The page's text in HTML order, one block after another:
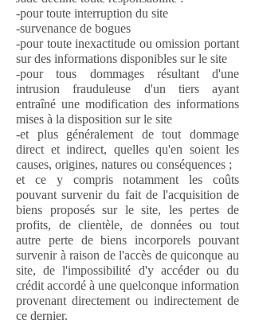
-pour toute interruption du site
-survenance de bogues
-pour toute inexactitude ou omission portant
sur des informations disponibles sur le site
-pour tous dommages résultant d'une
intrusion frauduleuse d'un tiers ayant
entraîné une modification des informations
mises à la disposition sur le site
-et plus généralement de tout dommage
direct et indirect, quelles qu'en soient les
causes, origines, natures ou conséquences ;
et ce y compris notamment les coûts
pouvant survenir du fait de l'acquisition de
biens proposés sur le site, les pertes de
profits, de clientèle, de données ou tout
autre perte de biens incorporels pouvant
survenir à raison de l'accès de quiconque au
site, de l'impossibilité d'y accéder ou du
crédit accordé à une quelconque information
provenant directement ou indirectement de
ce dernier.